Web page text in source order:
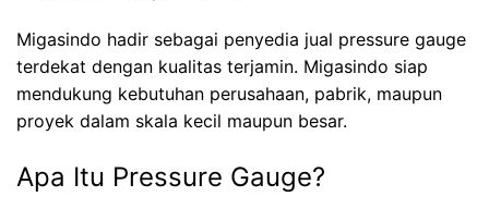
Migasindo hadir sebagai penyedia jual pressure gauge
terdekat dengan kualitas terjamin. Migasindo siap
mendukung kebutuhan perusahaan, pabrik, maupun
proyek dalam skala kecil maupun besar.
Apa Itu Pressure Gauge?